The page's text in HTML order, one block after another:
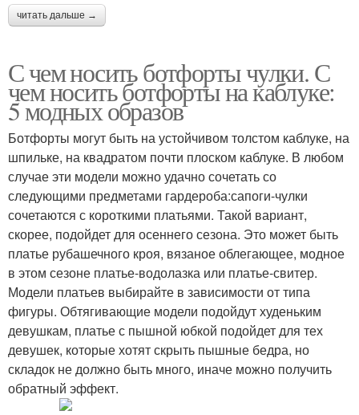
читать дальше →
С чем носить ботфорты чулки. С
чем носить ботфорты на каблуке:
5 модных образов
Ботфорты могут быть на устойчивом толстом каблуке, на
шпильке, на квадратом почти плоском каблуке. В любом
случае эти модели можно удачно сочетать со
следующими предметами гардероба:сапоги-чулки
сочетаются с короткими платьями. Такой вариант,
скорее, подойдет для осеннего сезона. Это может быть
платье рубашечного кроя, вязаное облегающее, модное
в этом сезоне платье-водолазка или платье-свитер.
Модели платьев выбирайте в зависимости от типа
фигуры. Обтягивающие модели подойдут худеньким
девушкам, платье с пышной юбкой подойдет для тех
девушек, которые хотят скрыть пышные бедра, но
складок не должно быть много, иначе можно получить
обратный эффект.